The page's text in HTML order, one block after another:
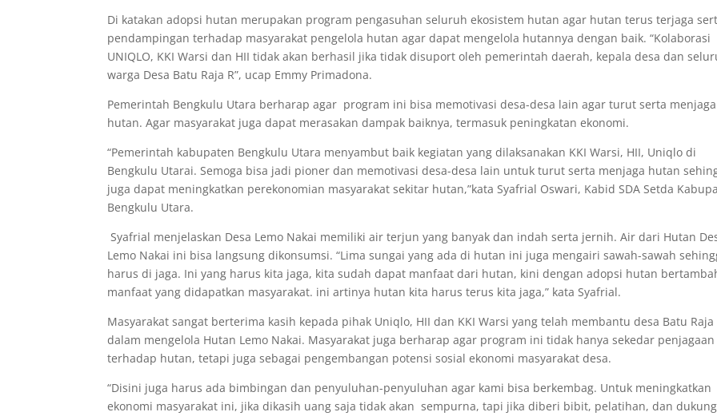
Di katakan adopsi hutan merupakan program pengasuhan seluruh ekosistem hutan agar hutan terus terjaga
pendampingan terhadap masyarakat pengelola hutan agar dapat mengelola hutannya dengan baik. “Kolaborasi
UNIQLO, KKI Warsi dan HII tidak akan berhasil jika tidak disuport oleh pemerintah daerah, kepala desa dan
warga Desa Batu Raja R”, ucap Emmy Primadona.
Pemerintah Bengkulu Utara berharap agar program ini bisa memotivasi desa-desa lain agar turut serta menjaga
hutan. Agar masyarakat juga dapat merasakan dampak baiknya, termasuk peningkatan ekonomi.
“Pemerintah kabupaten Bengkulu Utara menyambut baik kegiatan yang dilaksanakan KKI Warsi, HII, Uniqlo di
Bengkulu Utarai. Semoga bisa jadi pioner dan memotivasi desa-desa lain untuk turut serta menjaga hutan
juga dapat meningkatkan perekonomian masyarakat sekitar hutan,”kata Syafrial Oswari, Kabid SDA Setda
Bengkulu Utara.
Syafrial menjelaskan Desa Lemo Nakai memiliki air terjun yang banyak dan indah serta jernih. Air dari Hutan
Lemo Nakai ini bisa langsung dikonsumsi. “Lima sungai yang ada di hutan ini juga mengairi sawah-sawah
harus di jaga. Ini yang harus kita jaga, kita sudah dapat manfaat dari hutan, kini dengan adopsi hutan
manfaat yang didapatkan masyarakat. ini artinya hutan kita harus terus kita jaga,” kata Syafrial.
Masyarakat sangat berterima kasih kepada pihak Uniqlo, HII dan KKI Warsi yang telah membantu desa Batu Raja
dalam mengelola Hutan Lemo Nakai. Masyarakat juga berharap agar program ini tidak hanya sekedar penjagaan
terhadap hutan, tetapi juga sebagai pengembangan potensi sosial ekonomi masyarakat desa.
“Disini juga harus ada bimbingan dan penyuluhan-penyuluhan agar kami bisa berkembag. Untuk meningkatkan
ekonomi masyarakat ini, jika dikasih uang saja tidak akan sempurna, tapi jika diberi bibit, pelatihan, dan